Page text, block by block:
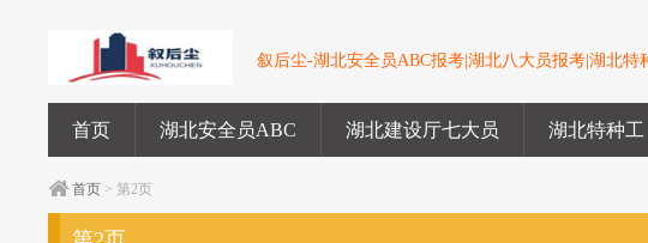
叙后尘-湖北安全员ABC报考|湖北八大员报考|湖北特
首页 湖北安全员ABC 湖北建设厅七大员 湖北特种工
首页 > 第2页